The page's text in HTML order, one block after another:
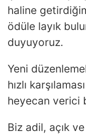
haline
ödüle layık
duyuyoruz.
Yeni
hızlı
heyecan verici
Biz adil, açık